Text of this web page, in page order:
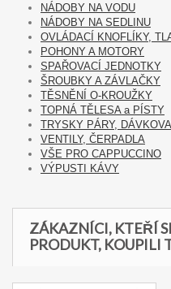
NÁDOBY NA VODU
NÁDOBY NA SEDLINU
OVLÁDACÍ KNOFLÍKY,
POHONY A MOTORY
SPAŘOVACÍ JEDNOTKY
ŠROUBKY A ZÁVLAČKY
TĚSNĚNÍ O-KROUŽKY
TOPNÁ TĚLESA a PÍSTY
TRYSKY PÁRY,
VENTILY, ČERPADLA
VŠE PRO CAPPUCCINO
VÝPUSTI KÁVY
ZÁKAZNÍCI, KTEŘÍ
PRODUKT, KOUPILI